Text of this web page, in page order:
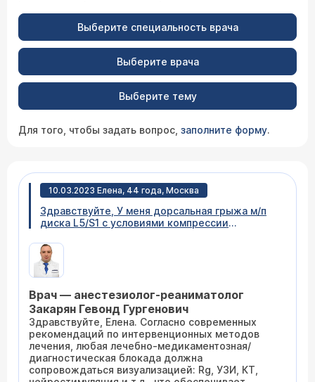
Выберите специальность врача
Выберите врача
Выберите тему
Для того, чтобы задать вопрос, заполните форму.
10.03.2023 Елена, 44 года, Москва
Здравствуйте, У меня дорсальная грыжа м/п
диска L5/S1 с условиями компрессии
левую ногу, от бедра до стопы, сильная боль,
защемляет, стреляет. Ходила к Дикулю,
сделали паравертебральная блокаду №1-2,
вкололи плохо, не в то место?). Потом там же
ещё капельницу обезболивающую +
противовоспалительную. И снова ничего.
Говорят надо физио и лфк, это понятно, но
боль же сначала надо снять. Из лекарств пила
сирдалуд на ночь, он не помогает также.
Дикловит свечи 2 раза в день 3 дня ставила. И
витамины допиваю нейробион. Скажите,
Врач — анестезиолог-реаниматолог
Закарян Гевонд Гургенович
Здравствуйте, Елена. Согласно современных
рекомендаций по интервенционных методов
лечения, любая лечебно-медикаментозная/
диагностическая блокада должна
сопровождаться визуализацией: Rg, УЗИ, КТ,